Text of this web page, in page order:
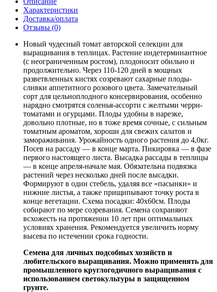
Характеристики
Доставка/оплата
Отзывы (0)
Новый чудесный томат авторской селекции для
выращивания в теплицах. Растение индетерминантное
(с неограниченным ростом), плодоносит обильно и
продолжительно. Через 110-120 дней в мощных
разветвленных кистях созревают сахарные плоды-
сливки аппетитного розового цвета. Замечательный
сорт для цельноплодного консервирования, особенно
нарядно смотрятся соленья-ассорти с желтыми черри-
томатами и огурцами. Плоды удобны в нарезке,
довольно плотные, но в тоже время сочные, с сильным
томатным ароматом, хороши для свежих салатов и
замораживания. Урожайность одного растения до 4,0кг.
Посев на рассаду — в конце марта. Пикировка — в фазе
первого настоящего листа. Высадка рассады в теплицы
— в конце апреля-начале мая. Обязательна подвязка
растений через несколько дней после высадки.
Формируют в один стебель, удаляя все «пасынки» и
нижние листья, а также прищипывают точку роста в
конце вегетации. Схема посадки: 40х60см. Плоды
собирают по мере созревания. Семена сохраняют
всхожесть на протяжении 10 лет при оптимальных
условиях хранения. Рекомендуется увеличить норму
высева по истечении срока годности.
Семена для личных подсобных хозяйств и
любительского выращивания. Можно применять для
промышленного круглогодичного выращивания с
использованием светокультуры в защищенном
грунте.